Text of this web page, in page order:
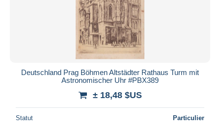
Deutschland Prag Böhmen Altstädter Rathaus Turm mit
Astronomischer Uhr #PBX389
± 18,48 $US
Statut Particulier